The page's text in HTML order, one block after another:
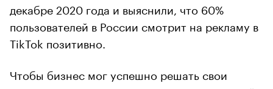
декабре 2020 года и выяснили, что 60%
пользователей в России смотрит на рекламу в
TikTok позитивно.
Чтобы бизнес мог успешно решать свои